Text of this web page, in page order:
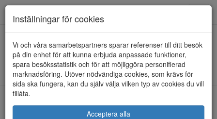
HEM BUGATTI
Kunde inte hitta några artiklar...
LEVERANS INOM 4 DAGAR INOM SVERIGE
Inställningar för cookies
Vi och våra samarbetspartners sparar referenser till ditt besök
på din enhet för att kunna erbjuda anpassade funktioner,
spara besöksstatistik och för att möjliggöra personifierad
marknadsföring. Utöver nödvändiga cookies, som krävs för
sida ska fungera, kan du själv välja vilken typ av cookies du vill
tillåta.
Acceptera alla